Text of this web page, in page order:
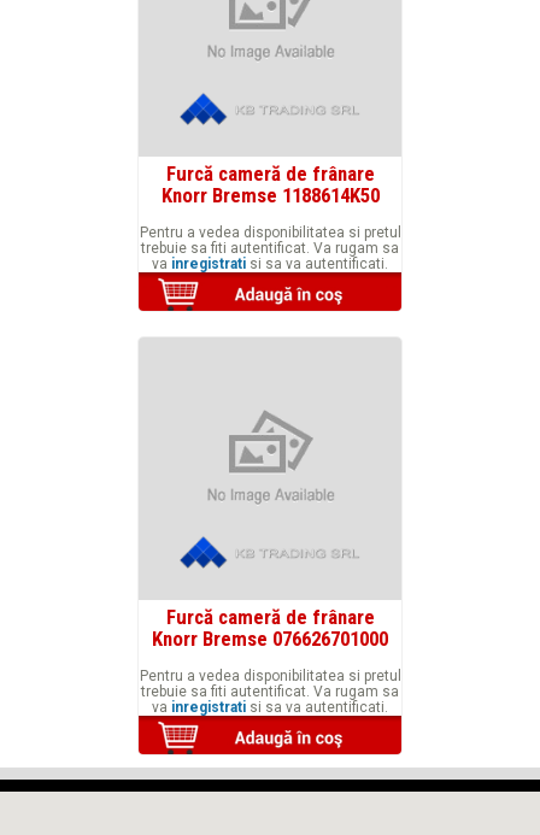
Furcă cameră de frânare
Knorr Bremse 1188614K50
Pentru a vedea disponibilitatea si pretul
trebuie sa fiti autentificat. Va rugam sa
va inregistrati si sa va autentificati.
Furcă cameră de frânare
Knorr Bremse 076626701000
Pentru a vedea disponibilitatea si pretul
trebuie sa fiti autentificat. Va rugam sa
va inregistrati si sa va autentificati.